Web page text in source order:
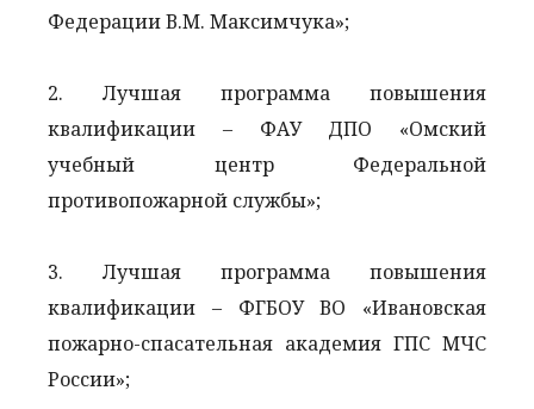
Федерации В.М. Максимчука»;
2. Лучшая программа повышения
квалификации – ФАУ ДПО «Омский
учебный центр Федеральной
противопожарной службы»;
3. Лучшая программа повышения
квалификации – ФГБОУ ВО «Ивановская
пожарно-спасательная академия ГПС МЧС
России»;